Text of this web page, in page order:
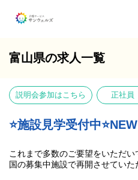
富山県の求人一覧
説明会参加はこちら 正社員
⭐️施設見学受付中
これまで多数のご要望をいただ
国の募集中施設で再開させていた